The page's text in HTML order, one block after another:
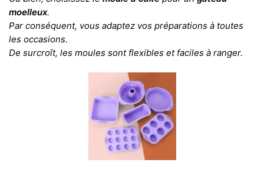
moelleux.
Par conséquent, vous adaptez vos préparations à toutes
les occasions.
De surcroît, les moules sont flexibles et faciles à ranger.